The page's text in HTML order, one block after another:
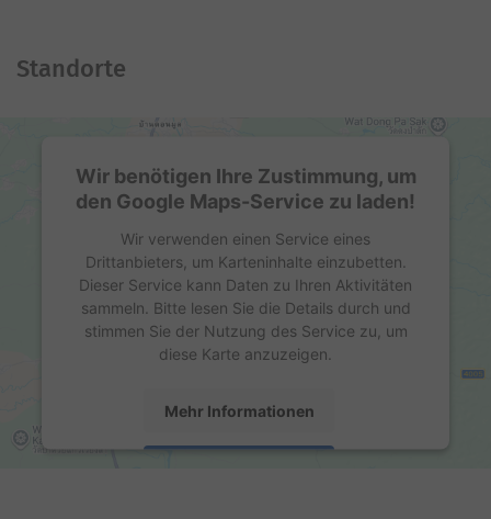
Standorte
Wir benötigen Ihre Zustimmung, um
den Google Maps-Service zu laden!
Wir verwenden einen Service eines
Drittanbieters, um Karteninhalte einzubetten.
Dieser Service kann Daten zu Ihren Aktivitäten
sammeln. Bitte lesen Sie die Details durch und
stimmen Sie der Nutzung des Service zu, um
diese Karte anzuzeigen.
Mehr Informationen